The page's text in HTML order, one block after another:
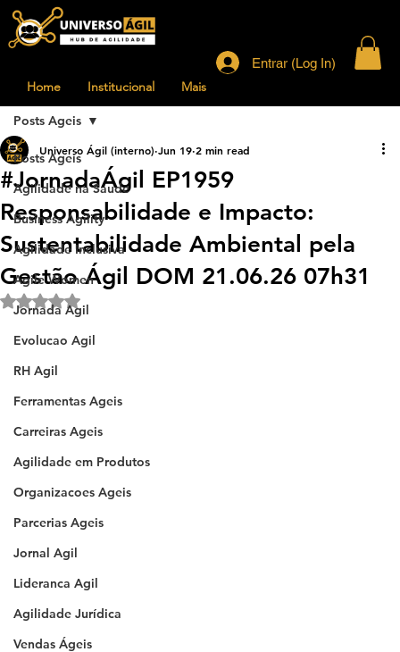
Home Institucional Mais
Entrar (Log In)
Posts Ageis
Agilidade na Saude
Business Agility
Agilidade Inclusiva
Agile Women
Jornada Agil
Evolucao Agil
RH Agil
Ferramentas Ageis
Carreiras Ageis
Agilidade em Produtos
Organizacoes Ageis
Parcerias Ageis
Jornal Agil
Lideranca Agil
Agilidade Jurídica
Vendas Ágeis
Posts Ageis
#JornadaÁgil EP1959
Responsabilidade e Impacto:
Sustentabilidade Ambiental pela
Gestão Ágil DOM 21.06.26 07h31
Universo Ágil (interno) Jun 19 2 min read
Rated NaN out of 5 stars.